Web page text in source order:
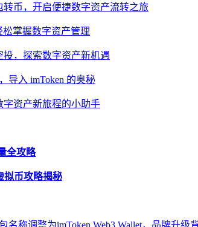
转币，开启便捷数字资产流转之旅
掌握数字资产管理
投，探索数字资产新机遇
导入 imToken 的奥秘
字资产新旅程的小助手
全攻略
拟币攻略揭秘